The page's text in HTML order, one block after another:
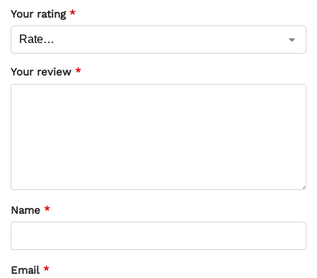
Your rating *
Your review *
Name *
Email *